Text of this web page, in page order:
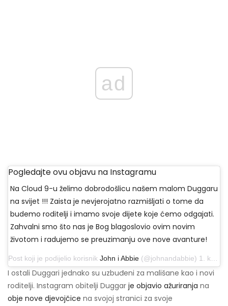
ad
Pogledajte ovu objavu na Instagramu
Na Cloud 9-u želimo dobrodošlicu našem malom Duggaru
na svijet !!! Zaista je nevjerojatno razmišljati o tome da
budemo roditelji i imamo svoje dijete koje ćemo odgajati.
Zahvalni smo što nas je Bog blagoslovio ovim novim
životom i radujemo se preuzimanju ove nove avanture!
Post koji je podijelio korisnik John i Abbie (@johnandabbie) 1. kolovoza 2019. u 15:26 PDT
I ostali Duggari jednako su uzbuđeni za mališane kao i novi
roditelji. Instagram obitelji Duggar je objavio ažuriranja na
obje nove djevojčice na svojoj stranici za svoje